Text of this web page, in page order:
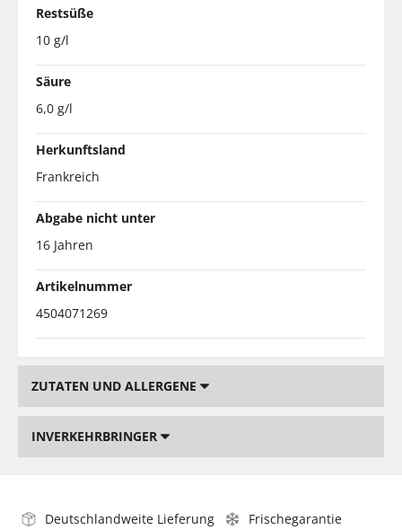
Restsüße
10 g/l
Säure
6,0 g/l
Herkunftsland
Frankreich
Abgabe nicht unter
16 Jahren
Artikelnummer
4504071269
ZUTATEN UND ALLERGENE
INVERKEHRBRINGER
Deutschlandweite Lieferung
Frischegarantie